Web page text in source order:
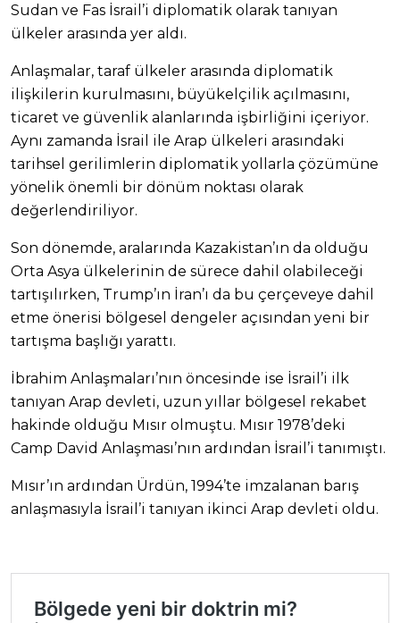
Sudan ve Fas İsrail’i diplomatik olarak tanıyan
ülkeler arasında yer aldı.
Anlaşmalar, taraf ülkeler arasında diplomatik
ilişkilerin kurulmasını, büyükelçilik açılmasını,
ticaret ve güvenlik alanlarında işbirliğini içeriyor.
Aynı zamanda İsrail ile Arap ülkeleri arasındaki
tarihsel gerilimlerin diplomatik yollarla çözümüne
yönelik önemli bir dönüm noktası olarak
değerlendiriliyor.
Son dönemde, aralarında Kazakistan’ın da olduğu
Orta Asya ülkelerinin de sürece dahil olabileceği
tartışılırken, Trump’ın İran’ı da bu çerçeveye dahil
etme önerisi bölgesel dengeler açısından yeni bir
tartışma başlığı yarattı.
İbrahim Anlaşmaları’nın öncesinde ise İsrail’i ilk
tanıyan Arap devleti, uzun yıllar bölgesel rekabet
hakinde olduğu Mısır olmuştu. Mısır 1978’deki
Camp David Anlaşması’nın ardından İsrail’i tanımıştı.
Mısır’ın ardından Ürdün, 1994’te imzalanan barış
anlaşmasıyla İsrail’i tanıyan ikinci Arap devleti oldu.